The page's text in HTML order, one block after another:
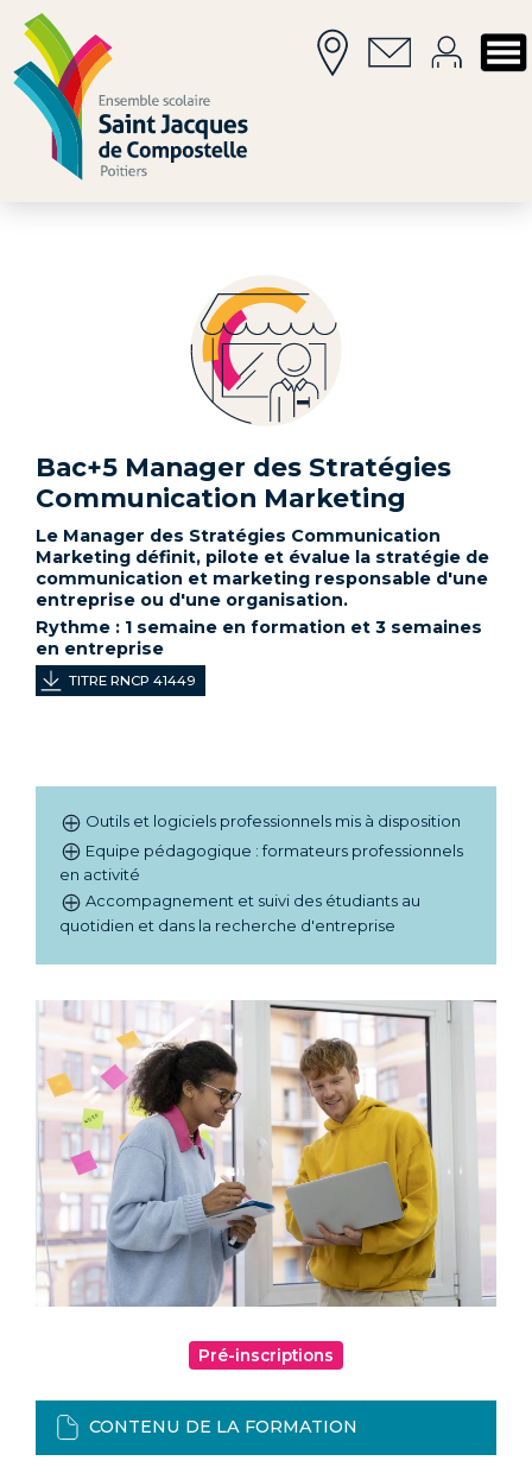
Bac+5 Manager des Stratégies
Communication Marketing
Le Manager des Stratégies Communication
Marketing définit, pilote et évalue la stratégie de
communication et marketing responsable d'une
entreprise ou d'une organisation.
Rythme : 1 semaine en formation et 3 semaines
en entreprise
TITRE RNCP 41449
Outils et logiciels professionnels mis à disposition
Equipe pédagogique : formateurs professionnels
en activité
Accompagnement et suivi des étudiants au
quotidien et dans la recherche d'entreprise
Pré-inscriptions
CONTENU DE LA FORMATION